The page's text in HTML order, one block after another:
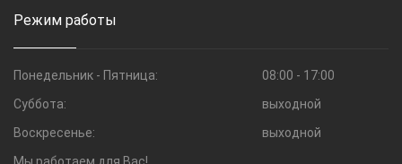
Режим работы
Понедельник - Пятница:
08:00 - 17:00
Суббота:
выходной
Воскресенье:
выходной
Мы работаем для Вас!